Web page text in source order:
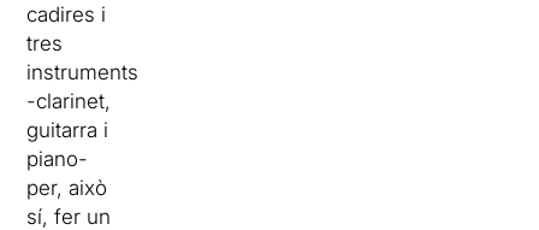
cadires i
tres
instruments
-clarinet,
guitarra i
piano-
per, això
sí, fer un